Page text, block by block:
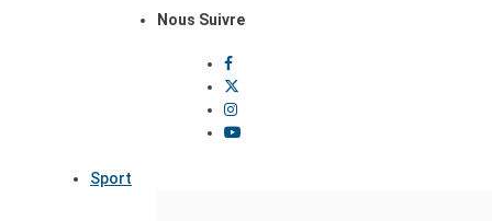
Nous Suivre
Sport